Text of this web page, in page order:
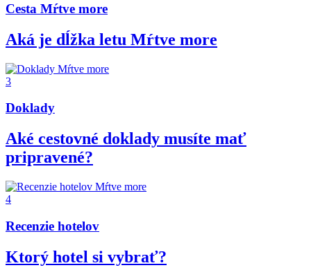
Cesta Mŕtve more
Aká je dĺžka letu Mŕtve more
3
Doklady
Aké cestovné doklady musíte mať
pripravené?
4
Recenzie hotelov
Ktorý hotel si vybrať?